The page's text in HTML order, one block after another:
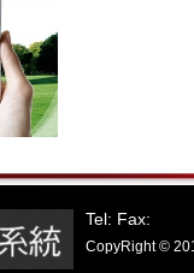
Tel: Fax:
CopyRight ©